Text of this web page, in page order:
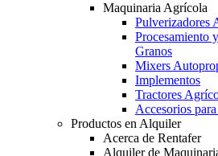
Maquinaria Agrícola
Pulverizadores
Procesamiento
Granos
Mixers
Implementos
Tractores
Accesorios
Productos en Alquiler
Acerca de Rentafer
Alquiler de